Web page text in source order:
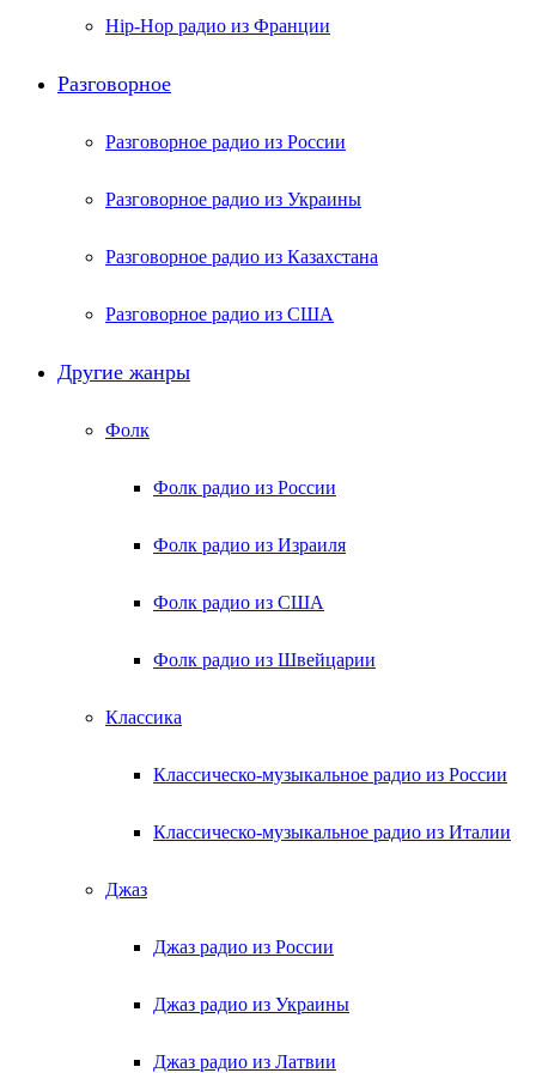
Hip-Hop радио из Франции
Разговорное
Разговорное радио из России
Разговорное радио из Украины
Разговорное радио из Казахстана
Разговорное радио из США
Другие жанры
Фолк
Фолк радио из России
Фолк радио из Израиля
Фолк радио из США
Фолк радио из Швейцарии
Классика
Классическо-музыкальное радио из России
Классическо-музыкальное радио из Италии
Джаз
Джаз радио из России
Джаз радио из Украины
Джаз радио из Латвии